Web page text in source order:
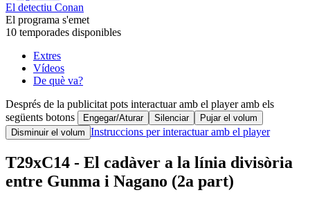
El detectiu Conan
El programa s'emet
10 temporades disponibles
Extres
Vídeos
De què va?
Després de la publicitat pots interactuar amb el player amb els
següents botons
Engegar/Aturar Silenciar
Pujar el volum
Disminuir el volum Instruccions per interactuar amb el player
T29xC14 - El cadàver a la línia divisòria
entre Gunma i Nagano (2a part)